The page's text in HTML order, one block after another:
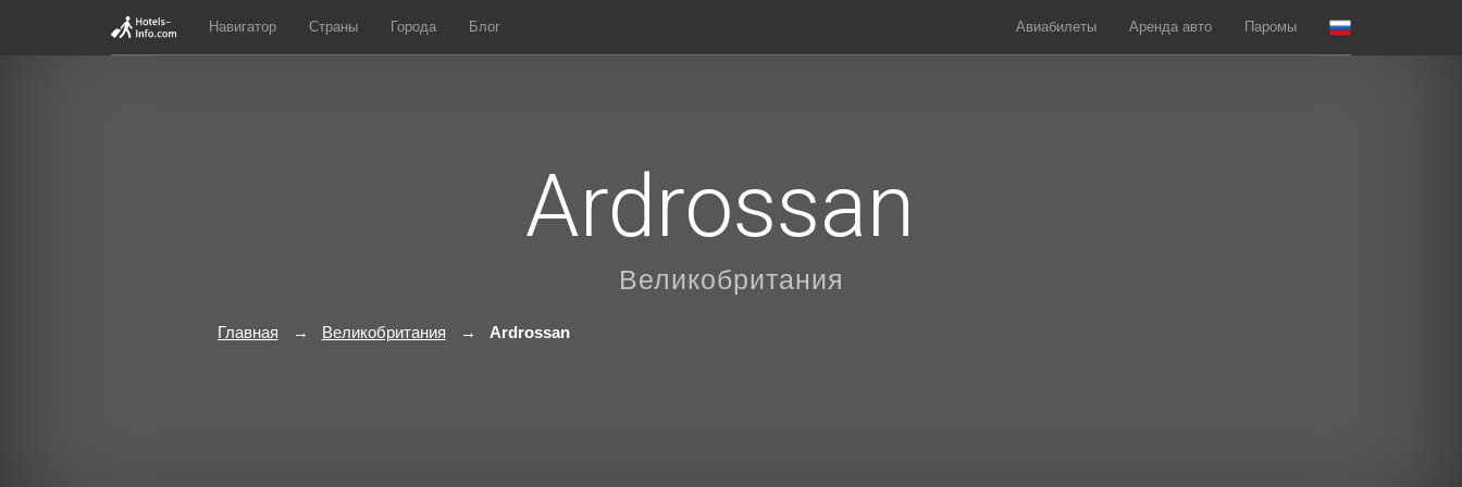
Навигатор Страны Города Блог Авиабилеты Аренда авто Паромы
Ardrossan
Великобритания
Главная Великобритания Ardrossan